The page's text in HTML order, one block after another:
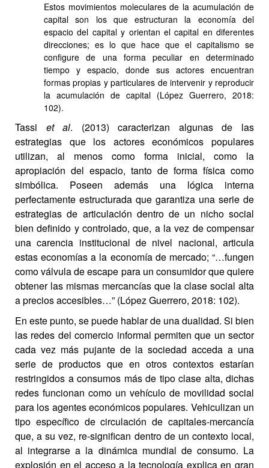
Estos movimientos moleculares de la acumulación de
capital son los que estructuran la economía del
espacio del capital y orientan el capital en diferentes
direcciones; es lo que hace que el capitalismo se
configure de una forma peculiar en determinado
tiempo y espacio, donde sus actores encuentran
formas propias y particulares de intervenir y reproducir
la acumulación de capital (López Guerrero, 2018:
102).
Tassi et al. (2013) caracterizan algunas de las
estrategias que los actores económicos populares
utilizan, al menos como forma inicial, como la
apropiación del espacio, tanto de forma física como
simbólica. Poseen además una lógica interna
perfectamente estructurada que garantiza una serie de
estrategias de articulación dentro de un nicho social
bien definido y controlado, que, a la vez de compensar
una carencia institucional de nivel nacional, articula
estas economías a la economía de mercado; “…fungen
como válvula de escape para un consumidor que quiere
obtener las mismas mercancías que la clase social alta
a precios accesibles…” (López Guerrero, 2018: 102).
En este punto, se puede hablar de una dualidad. Si bien
las redes del comercio informal permiten que un sector
cada vez más pujante de la sociedad acceda a una
serie de productos que en otros contextos estarían
restringidos a consumos más de tipo clase alta, dichas
redes funcionan como un vehículo de movilidad social
para los agentes económicos populares. Vehiculizan un
tipo específico de circulación de capitales-mercancía
que, a su vez, re-significan dentro de un contexto local,
al integrarse a la dinámica mundial de consumo. La
explosión en el acceso a la tecnología explica en gran